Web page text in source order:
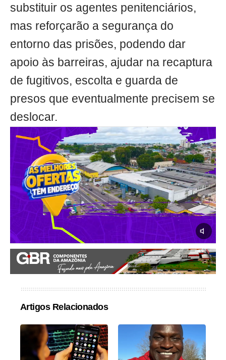
substituir os agentes penitenciários,
mas reforçarão a segurança do
entorno das prisões, podendo dar
apoio às barreiras, ajudar na recaptura
de fugitivos, escolta e guarda de
presos que eventualmente precisem se
deslocar.
Artigos Relacionados